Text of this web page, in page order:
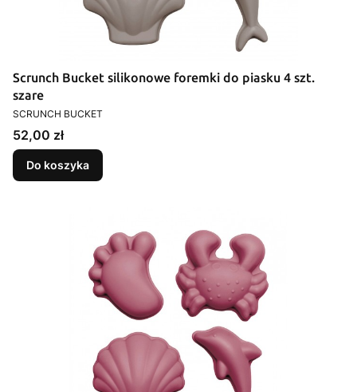
Scrunch Bucket silikonowe foremki do piasku 4 szt.
szare
PRODUCENT
SCRUNCH BUCKET
Cena
52,00 zł
Do koszyka